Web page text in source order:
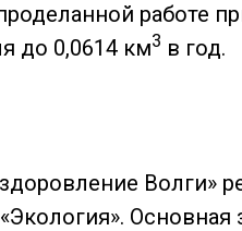
работе
до 0,0614 км3 в год.
Волги»
Основная